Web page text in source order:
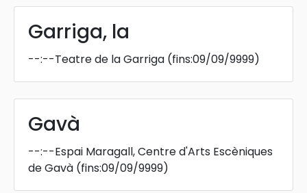
Garriga, la
--:--Teatre de la Garriga (fins:09/09/9999)
Gavà
--:--Espai Maragall, Centre d'Arts Escèniques
de Gavà (fins:09/09/9999)